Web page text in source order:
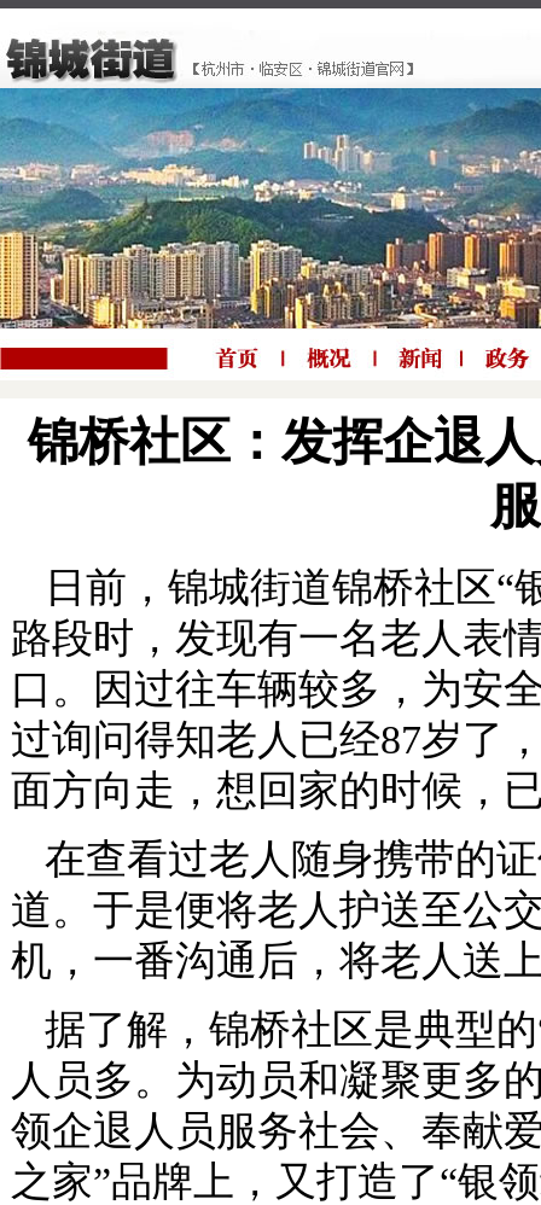
锦桥社区：发挥企退
日前，锦城街道锦桥社区“
路段时，发现有一名老人表
口。因过往车辆较多，为安
过询问得知老人已经87岁了
面方向走，想回家的时候，
在查看过老人随身携带的
道。于是便将老人护送至公
机，一番沟通后，将老人送
据了解，锦桥社区是典型
人员多。为动员和凝聚更多
领企退人员服务社会、奉献
之家”品牌上，又打造了“银